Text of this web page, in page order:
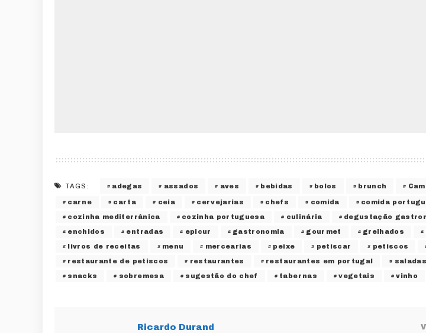
TAGS: adegas assados aves bebidas bolos brunch
carne carta ceia cervejarias chefs comida comida
cozinha mediterrânica cozinha portuguesa culinária degustação
enchidos entradas epicur gastronomia gourmet grelhados
livros de receitas menu mercearias peixe petiscar petiscos
restaurante de petiscos restaurantes restaurantes em portugal saladas
snacks sobremesa sugestão do chef tabernas vegetais vinho
Ricardo Durand